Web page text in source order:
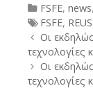
Categories
FSFE, news,
Tags
FSFE,
Post
navigation
Οι
τεχνολογίες
Οι
τεχνολογίες